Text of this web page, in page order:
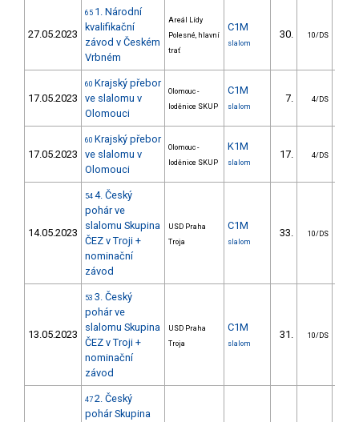
27.05.2023
65 1. Národní
kvalifikační
závod v Českém
Vrbném
Areál Lídy
Polesné, hlavní
trať
C1M
slalom
30. 10/DS
17.05.2023
60 Krajský přebor
ve slalomu v
Olomouci
Olomouc -
loděnice SKUP
C1M
slalom
7. 4/DS
17.05.2023
60 Krajský přebor
ve slalomu v
Olomouci
Olomouc -
loděnice SKUP
K1M
slalom
17. 4/DS
14.05.2023
54 4. Český
pohár ve
slalomu Skupina
ČEZ v Troji +
nominační
závod
USD Praha
Troja
C1M
slalom
33. 10/DS
13.05.2023
53 3. Český
pohár ve
slalomu Skupina
ČEZ v Troji +
nominační
závod
USD Praha
Troja
C1M
slalom
31. 10/DS
47 2. Český
pohár Skupina